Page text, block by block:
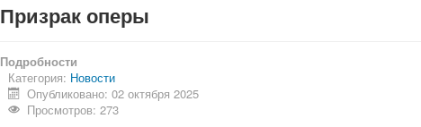
Призрак оперы
Подробности
Категория: Новости
Опубликовано: 02 октября 2025
Просмотров: 273